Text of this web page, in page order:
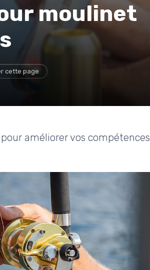
moulinet
cette page
améliorer vos compétences